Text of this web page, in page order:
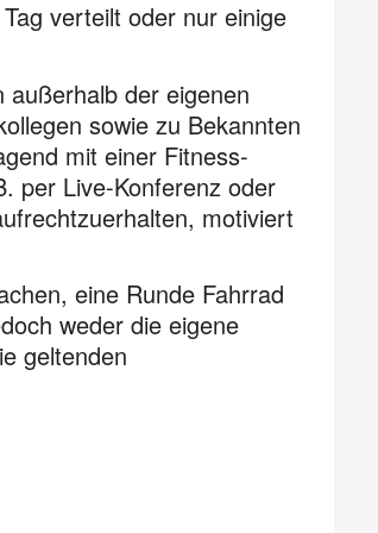
verteilt oder nur einige
der eigenen
sowie zu Bekannten
mit einer Fitness-
per Live-Konferenz oder
motiviert
eine Runde Fahrrad
weder die eigene
geltenden